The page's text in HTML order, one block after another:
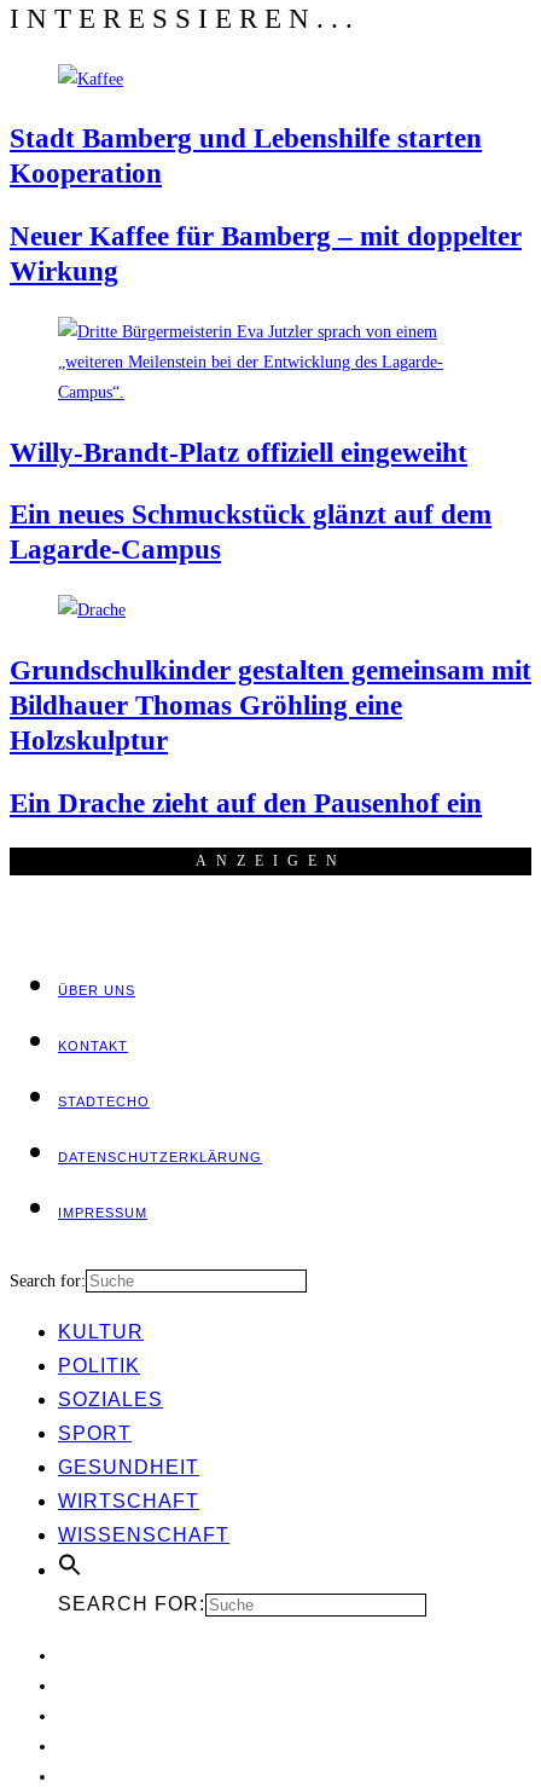
INTERESSIEREN...
Stadt Bam­berg und Lebens­hil­fe star­ten
Kooperation
Neu­er Kaf­fee für Bam­berg – mit dop­pel­ter
Wirkung
Wil­ly-Brandt-Platz offi­zi­ell eingeweiht
Ein neu­es Schmuck­stück glänzt auf dem
Lagarde-Campus
Grund­schul­kin­der gestal­ten gemein­sam mit
Bild­hau­er Tho­mas Gröh­ling eine
Holzskulptur
Ein Dra­che zieht auf den Pau­sen­hof ein
ANZEI­GEN
ÜBER UNS
KON­TAKT
STADT­ECHO
DATEN­SCHUTZ­ER­KLÄ­RUNG
IMPRES­SUM
Search for:
KUL­TUR
POLI­TIK
SOZIA­LES
SPORT
GESUND­HEIT
WIRT­SCHAFT
WIS­SEN­SCHAFT
SEARCH FOR: